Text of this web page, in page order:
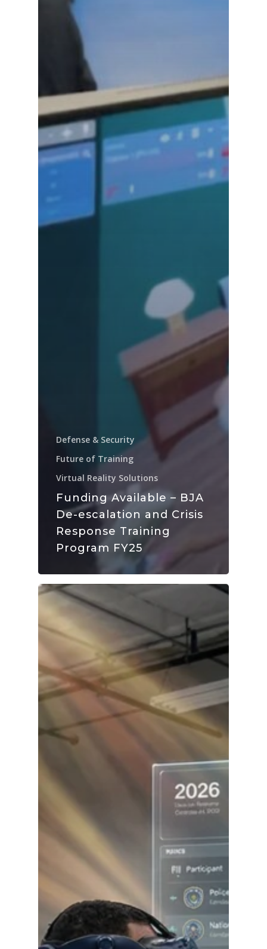
Defense & Security
Future of Training
Virtual Reality Solutions
Funding Available – BJA
De-escalation and Crisis
Response Training
Program FY25